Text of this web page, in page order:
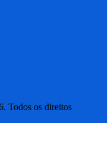
Todos os direitos